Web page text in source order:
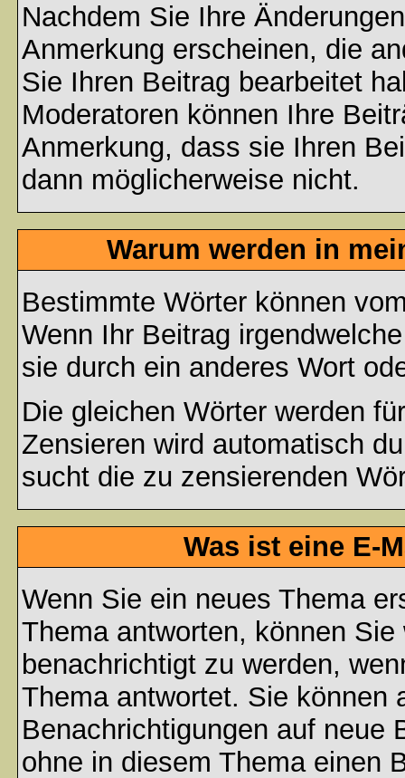
Nachdem Sie Ihre
Anmerkung erscheinen, die
Sie Ihren Beitrag bearbeitet
Moderatoren können Ihre
Anmerkung, dass sie Ihren
dann möglicherweise nicht.
Warum werden in
Bestimmte Wörter können
Wenn Ihr Beitrag
sie durch ein anderes Wort
Die gleichen Wörter werden
Zensieren wird automatisch
sucht die zu zensierenden
Was ist eine E-
Wenn Sie ein neues Thema
Thema antworten, können
benachrichtigt zu werden,
Thema antwortet. Sie können
Benachrichtigungen auf neue
ohne in diesem Thema einen